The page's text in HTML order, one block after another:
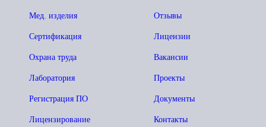
Отзывы
Лицензии
Вакансии
Проекты
Документы
Контакты
Мед. изделия
Сертификация
Охрана труда
Лаборатория
Регистрация ПО
Лицензирование